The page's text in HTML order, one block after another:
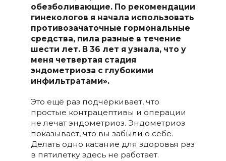
обезболивающие. По рекомендации
гинекологов я начала использовать
противозачаточные гормональные
средства, пила разные в течение
шести лет. В 36 лет я узнала, что у
меня четвертая стадия
эндометриоза с глубокими
инфильтратами».
Это ещё раз подчёркивает, что
простые контрацептивы и операции
не лечат эндометриоз. Эндометриоз
показывает, что вы забыли о себе.
Делать одно касание для здоровья раз
в пятилетку здесь не работает.